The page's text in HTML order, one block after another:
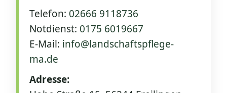
Telefon: 02666 9118736
Notdienst: 0175 6019667
E‑Mail: info@landschaftspflege-
ma.de
Adresse: